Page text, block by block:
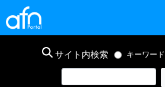
サイト内検索 キーワード